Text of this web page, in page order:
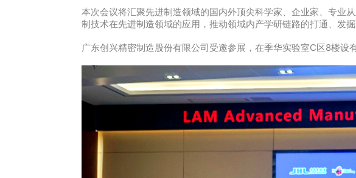
本次会议将汇聚先进制造领域的国内外顶尖科学家、企业家、专业
制技术在先进制造领域的应用，推动领域内产学研链路的打通、发
广东创兴精密制造股份有限公司受邀参展，在季华实验室C区8楼设